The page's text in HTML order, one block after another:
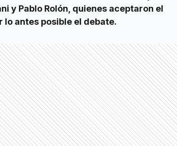
y Pablo Rolón, quienes aceptaron el
lo antes posible el debate.